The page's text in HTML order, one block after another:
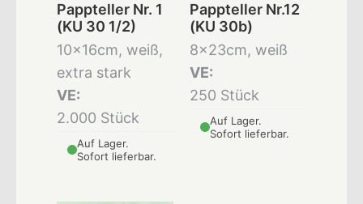
Pappteller Nr. 1
(KU 30 1/2)
10x16cm, weiß,
extra stark
VE:
2.000 Stück
Auf Lager.
Sofort lieferbar.
Pappteller Nr.12
(KU 30b)
8x23cm, weiß
VE:
250 Stück
Auf Lager.
Sofort lieferbar.